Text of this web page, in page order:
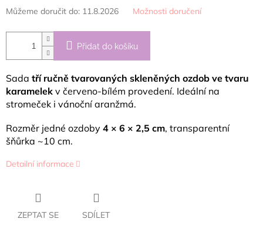
Můžeme doručit do: 11.8.2026 Možnosti doručení
Přidat do košíku
Sada tří ručně tvarovaných skleněných ozdob ve tvaru
karamelek v červeno-bílém provedení. Ideální na
stromeček i vánoční aranžmá.
Rozměr jedné ozdoby 4 × 6 × 2,5 cm, transparentní
šňůrka ~10 cm.
Detailní informace
ZEPTAT SE SDÍLET